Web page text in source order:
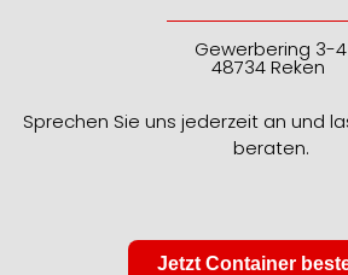
Gewerbering 3-4
48734 Reken
Sprechen Sie uns jederzeit an und
beraten.
Jetzt Container